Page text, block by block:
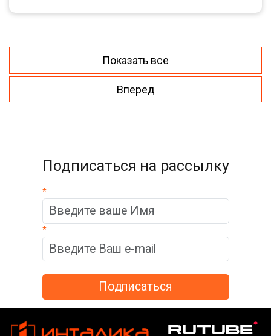
Показать все
Вперед
Подписаться на рассылку
*
*